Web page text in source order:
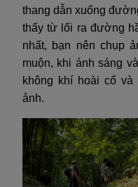
thang dẫn xuống
thấy từ lối ra đường
nhất, bạn nên chụp
muộn, khi ánh sáng
không khí hoài cổ
ảnh.